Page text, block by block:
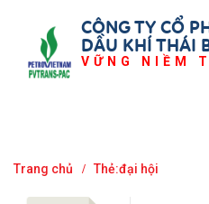
CÔNG TY CỔ
DẦU KHÍ THÁI
VỮNG NIỀM
Trang chủ Thẻ:đại hội